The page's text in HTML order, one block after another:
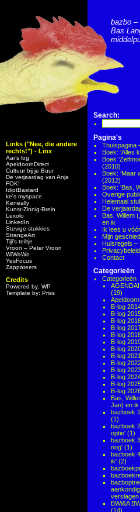
Links ("Nee, die andere
rechts!") - Linx
Aar’s log
ApeldoornDirect
Cultuur bij je Buur
De verjaardag van Anja
FOK!
IdiotBastard
ke's myspace
Keneally
Kunst-Zinnig-Brein
Lexolo
LinkedIn
Stevige stukkies
StrangeArt
Tijl’s teiltje
Vroon – Peter Vroon
WiWaWo
YesFocus
Zappateers
Credits
Powered by: WP
Template by: Priss
bazbo –
Bas
Search:
Pagina's
Thuispagina
Boek: ‘Alles
Boek
(2010)
Boek: ‘Maar
(2012)
Boek: ‘Bas,
Overige
Helemaal
De
Bas, Willem
en ik
Ik lees u
Mijn
Huisregels –
Privacybeleid
Contact
Categorieën
Categorieën
(19)
Apeldoorn
B-log
B-log
B-log
B-log
B-log
B-log
B-log
B-log 2021
B-log
B-log
B-log
B-log
B-log
Bas,
Jan) en ik
bazboek
(1)
bazboek
optie' (1)
bazboek
nog' (1)
bazboek
ik' (2)
verslagen
BWi&A
(14)